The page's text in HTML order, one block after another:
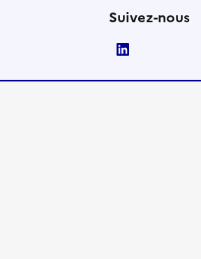
Suivez-nous